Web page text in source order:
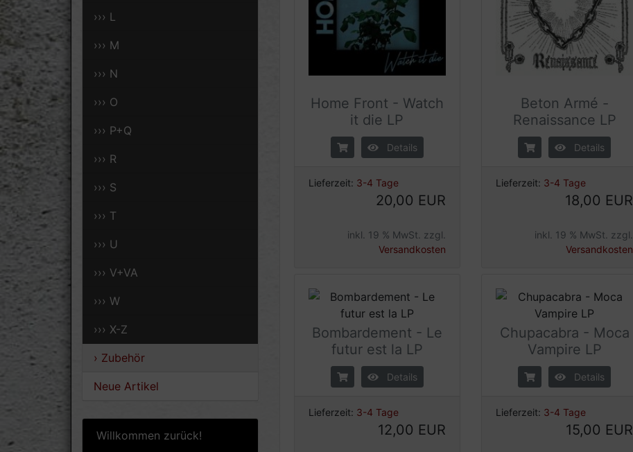
››› L
››› M
››› N
››› O
››› P+Q
››› R
››› S
››› T
››› U
››› V+VA
››› W
››› X-Z
› Zubehör
Neue Artikel
Willkommen zurück!
Home Front - Watch
it die LP
Details
Lieferzeit: 3-4 Tage
20,00 EUR
inkl. 19 % MwSt. zzgl.
Versandkosten
Beton Armé -
Renaissance LP
Details
Lieferzeit: 3-4 Tage
18,00 EUR
inkl. 19 % MwSt. zzgl.
Versandkosten
Bombardement - Le
futur est la LP
Details
Lieferzeit: 3-4 Tage
12,00 EUR
Chupacabra - Moca
Vampire LP
Details
Lieferzeit: 3-4 Tage
15,00 EUR